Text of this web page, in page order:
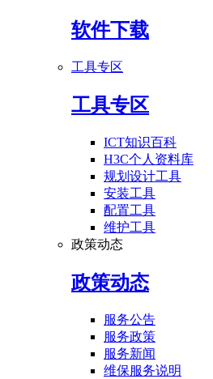
软件下载
工具专区
工具专区
ICT知识百科
H3C个人资料库
规划设计工具
安装工具
配置工具
维护工具
政策动态
政策动态
服务公告
服务政策
服务新闻
维保服务说明